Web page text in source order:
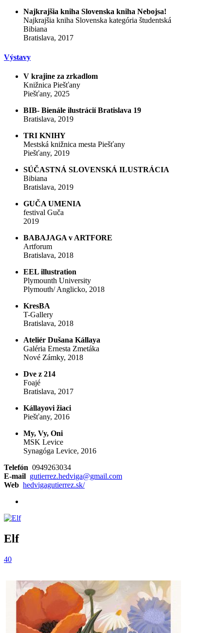
Najkrajšia kniha Slovenska kniha Nebojsa!
Najkrajšia kniha Slovenska kategória študentská
Bibiana
Bratislava, 2017
Výstavy
V krajine za zrkadlom
Knižnica Piešťany
Piešťany, 2025
BIB- Bienále ilustrácií Bratislava 19
Bratislava, 2019
TRI KNIHY
Mestská knižnica mesta Piešťany
Piešťany, 2019
SÚČASTNÁ SLOVENSKÁ ILUSTRÁCIA
Bibiana
Bratislava, 2019
GUČA UMENIA
festival Guča
2019
BABAJAGA v ARTFORE
Artforum
Bratislava, 2018
EEL illustration
Plymounth University
Plymouth/ Anglicko, 2018
KresBA
T-Gallery
Bratislava, 2018
Ateliér Dušana Kállaya
Galéria Ernesta Zmetáka
Nové Zámky, 2018
Dve z 214
Foajé
Bratislava, 2017
Kállayovi žiaci
Piešťany, 2016
My, Vy, Oni
MSK Levice
Synagóga Levice, 2016
Telefón 0949263034
E-mail gutierrez.hedviga@gmail.com
Web hedvigagutierrez.sk/
Elf
40